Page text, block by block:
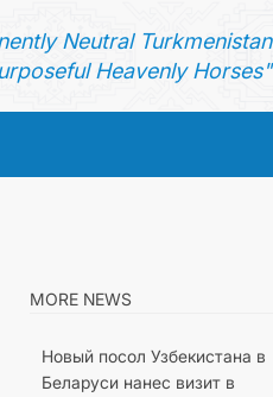
Neutral Turkmenistan
Heavenly Horses"
MORE NEWS
Новый посол Узбекистана в
Беларуси нанес визит в